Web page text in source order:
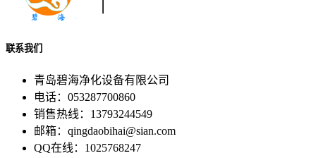
联系我们
青岛碧海净化设备有限公司
电话：053287700860
销售热线：13793244549
邮箱：qingdaobihai@sian.com
QQ在线：1025768247